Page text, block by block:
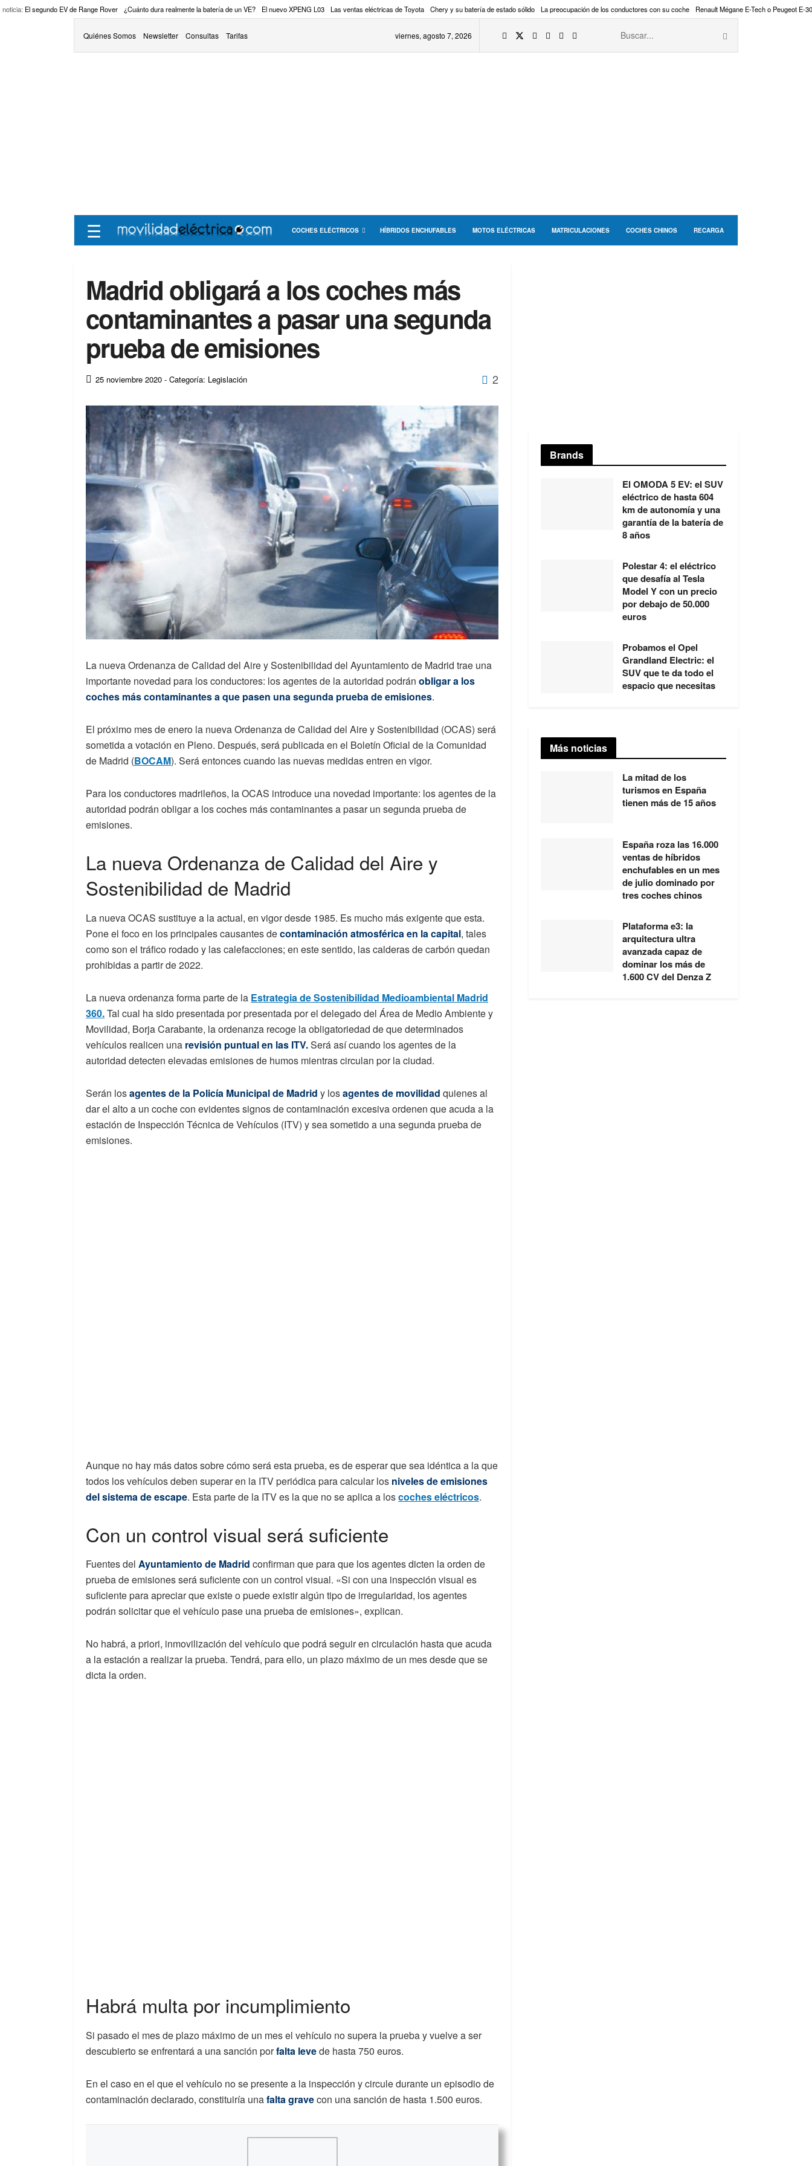
noticia: El segundo EV de Range Rover ¿Cuánto dura realmente la batería de un VE? El nuevo XPENG L03 Las ventas eléctricas de Toyota Chery y su batería de estado sólido La preocupación de los conductores con su coche Renault Mégane E-Tech o Peugeot E-
Quiénes Somos Newsletter Consultas Tarifas viernes, agosto 7, 2026
☰ COCHES ELÉCTRICOS HÍBRIDOS ENCHUFABLES MOTOS ELÉCTRICAS MATRICULACIONES COCHES CHINOS RECARGA
Madrid obligará a los coches más
contaminantes a pasar una segunda
prueba de emisiones
25 noviembre 2020 - Categoría: Legislación 2
La nueva Ordenanza de Calidad del Aire y Sostenibilidad del Ayuntamiento de Madrid trae una
importante novedad para los conductores: los agentes de la autoridad podrán obligar a los
coches más contaminantes a que pasen una segunda prueba de emisiones.
El próximo mes de enero la nueva Ordenanza de Calidad del Aire y Sostenibilidad (OCAS) será
sometida a votación en Pleno. Después, será publicada en el Boletín Oficial de la Comunidad
de Madrid (BOCAM). Será entonces cuando las nuevas medidas entren en vigor.
Para los conductores madrileños, la OCAS introduce una novedad importante: los agentes de la
autoridad podrán obligar a los coches más contaminantes a pasar un segunda prueba de
emisiones.
La nueva Ordenanza de Calidad del Aire y
Sostenibilidad de Madrid
La nueva OCAS sustituye a la actual, en vigor desde 1985. Es mucho más exigente que esta.
Pone el foco en los principales causantes decontaminación atmosférica en la capital, tales
como son el tráfico rodado y las calefacciones; en este sentido, las calderas de carbón quedan
prohibidas a partir de 2022.
La nueva ordenanza forma parte de la Estrategia de Sostenibilidad Medioambiental Madrid
360.Tal cual ha sido presentada por presentada por el delegado del Área de Medio Ambiente y
Movilidad, Borja Carabante, la ordenanza recoge la obligatoriedad de que determinados
vehículos realicen una revisión puntual en las ITV.Será así cuando los agentes de la
autoridad detecten elevadas emisiones de humos mientras circulan por la ciudad.
Serán losagentes de la Policía Municipal de Madrid y losagentes de movilidad quienes al
dar el alto a un coche con evidentes signos de contaminación excesiva ordenen que acuda a la
estación de Inspección Técnica de Vehículos (ITV) y sea sometido a una segunda prueba de
emisiones.
Aunque no hay más datos sobre cómo será esta prueba, es de esperar que sea idéntica a la que
todos los vehículos deben superar en la ITV periódica para calcular los niveles de emisiones
del sistema de escape. Esta parte de la ITV es la que no se aplica a loscoches eléctricos.
Con un control visual será suficiente
Fuentes del Ayuntamiento de Madrid confirman que para que los agentes dicten la orden de
prueba de emisiones será suficiente con un control visual. «Si con una inspección visual es
suficiente para apreciar que existe o puede existir algún tipo de irregularidad, los agentes
podrán solicitar que el vehículo pase una prueba de emisiones», explican.
No habrá, a priori, inmovilización del vehículo que podrá seguir en circulación hasta que acuda
a la estación a realizar la prueba. Tendrá, para ello, un plazo máximo de un mes desde que se
dicta la orden.
Habrá multa por incumplimiento
Si pasado el mes de plazo máximo de un mes el vehículo no supera la prueba y vuelve a ser
descubierto se enfrentará a una sanción porfalta levede hasta 750 euros.
En el caso en el que el vehículo no se presente a la inspección y circule durante un episodio de
contaminación declarado, constituiría unafalta gravecon una sanción de hasta 1.500 euros.
Brands
El OMODA 5 EV: el SUV
eléctrico de hasta 604
km de autonomía y una
garantía de la batería de
8 años
Polestar 4: el eléctrico
que desafía al Tesla
Model Y con un precio
por debajo de 50.000
euros
Probamos el Opel
Grandland Electric: el
SUV que te da todo el
espacio que necesitas
Más noticias
La mitad de los
turismos en España
tienen más de 15 años
España roza las 16.000
ventas de híbridos
enchufables en un mes
de julio dominado por
tres coches chinos
Plataforma e3: la
arquitectura ultra
avanzada capaz de
dominar los más de
1.600 CV del Denza Z